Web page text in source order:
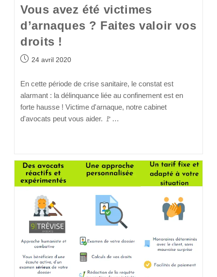
Vous avez été victimes
d’arnaques ? Faites valoir vos
droits !
24 avril 2020
En cette période de crise sanitaire, le constat est
alarmant : la délinquance liée au confinement est en
forte hausse ! Victime d'arnaque, notre cabinet
d'avocats peut vous aider. 🚩…